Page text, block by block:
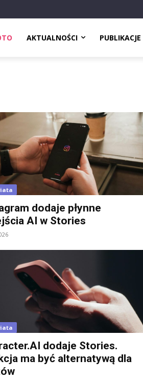
AKTUALNOŚCI PUBLIKACJE
dodaje płynne
AI w Stories
dodaje Stories.
ma być alternatywą dla